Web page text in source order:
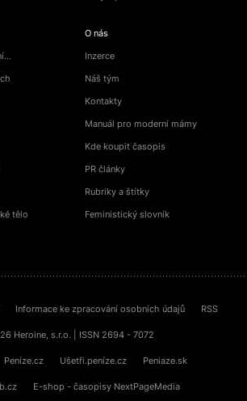
tělo
O nás
Inzerce
Náš tým
Kontakty
Manuál pro moderní mámy
Kde koupit časopis
PR články
Rubriky a štítky
Feministický slovník
Informace ke zpracování osobních údajů RSS
Heroine, s.r.o. | ISSN 2694 - 7072
Peníze.cz Ušetři.peníze.cz Peniaze.sk
E-shop - časopisy NextPageMedia